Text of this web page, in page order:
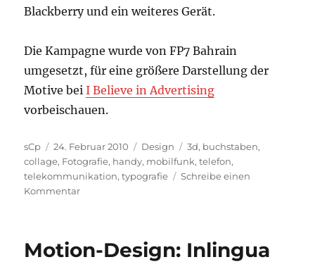
Blackberry und ein weiteres Gerät.
Die Kampagne wurde von FP7 Bahrain
umgesetzt, für eine größere Darstellung der
Motive beiI Believe in Advertising
vorbeischauen.
Autor
sCp
Veröffentlicht
am
24. Februar 2010 Kategorien
Design Schlagwörter
3d, buchstaben,
collage, Fotografie, handy, mobilfunk,telefon,
telekommunikation,typografie
Schreibe einen
Kommentarzu
Motion-Design: Inlingua